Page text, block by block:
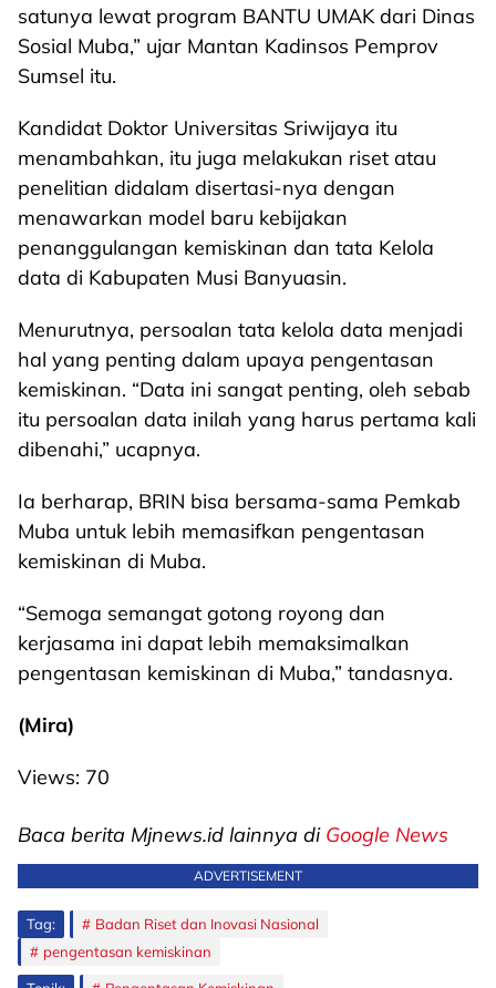
satunya lewat program BANTU UMAK dari Dinas
Sosial Muba,” ujar Mantan Kadinsos Pemprov
Sumsel itu.
Kandidat Doktor Universitas Sriwijaya itu
menambahkan, itu juga melakukan riset atau
penelitian didalam disertasi-nya dengan
menawarkan model baru kebijakan
penanggulangan kemiskinan dan tata Kelola
data di Kabupaten Musi Banyuasin.
Menurutnya, persoalan tata kelola data menjadi
hal yang penting dalam upaya pengentasan
kemiskinan. “Data ini sangat penting, oleh sebab
itu persoalan data inilah yang harus pertama kali
dibenahi,” ucapnya.
Ia berharap, BRIN bisa bersama-sama Pemkab
Muba untuk lebih memasifkan pengentasan
kemiskinan di Muba.
“Semoga semangat gotong royong dan
kerjasama ini dapat lebih memaksimalkan
pengentasan kemiskinan di Muba,” tandasnya.
(Mira)
Views: 70
Baca berita Mjnews.id lainnya di Google News
ADVERTISEMENT
Tag:
Badan Riset dan Inovasi Nasional
pengentasan kemiskinan